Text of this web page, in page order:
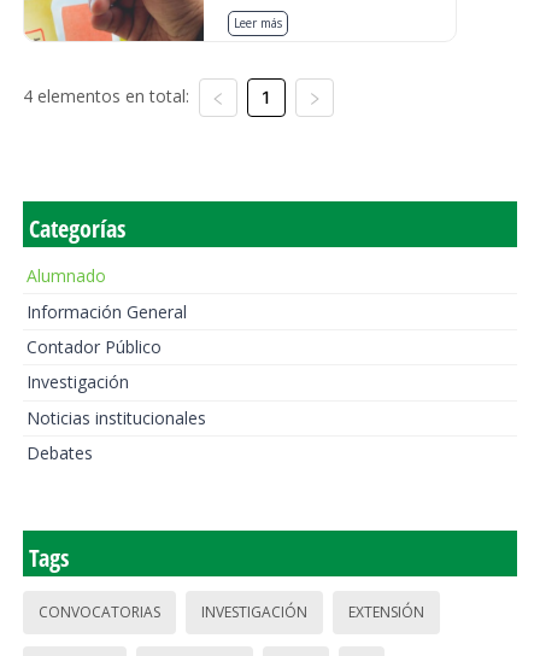
Leer más
4 elementos en total: 1
Categorías
Alumnado
Información General
Contador Público
Investigación
Noticias institucionales
Debates
Tags
CONVOCATORIAS INVESTIGACIÓN EXTENSIÓN